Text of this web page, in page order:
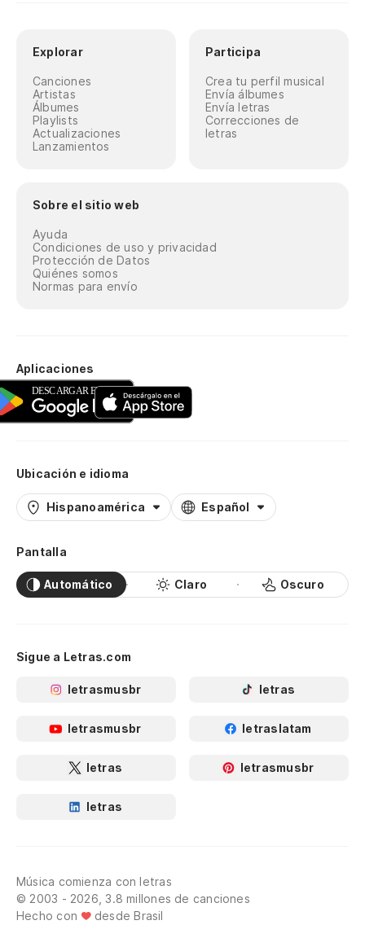
Explorar
Canciones
Artistas
Álbumes
Playlists
Actualizaciones
Lanzamientos
Participa
Crea tu perfil musical
Envía álbumes
Envía letras
Correcciones de
letras
Sobre el sitio web
Ayuda
Condiciones de uso y privacidad
Protección de Datos
Quiénes somos
Normas para envío
Aplicaciones
Ubicación e idioma
Hispanoamérica Español
Pantalla
Automático Claro Oscuro
Sigue a Letras.com
letrasmusbr letras
letrasmusbr letraslatam
letras letrasmusbr
letras
Música comienza con letras
© 2003 - 2026, 3.8 millones de canciones
Hecho con
desde Brasil